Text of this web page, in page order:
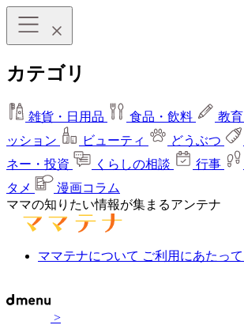
カテゴリ
雑貨・日用品 食品・飲料 教育
ッション
ビューティ どうぶつ
ネー・投資
くらしの相談 行事
タメ
漫画コラム
ママの知りたい情報が集まるアンテナ
ママテナについて ご利用にあたって
>